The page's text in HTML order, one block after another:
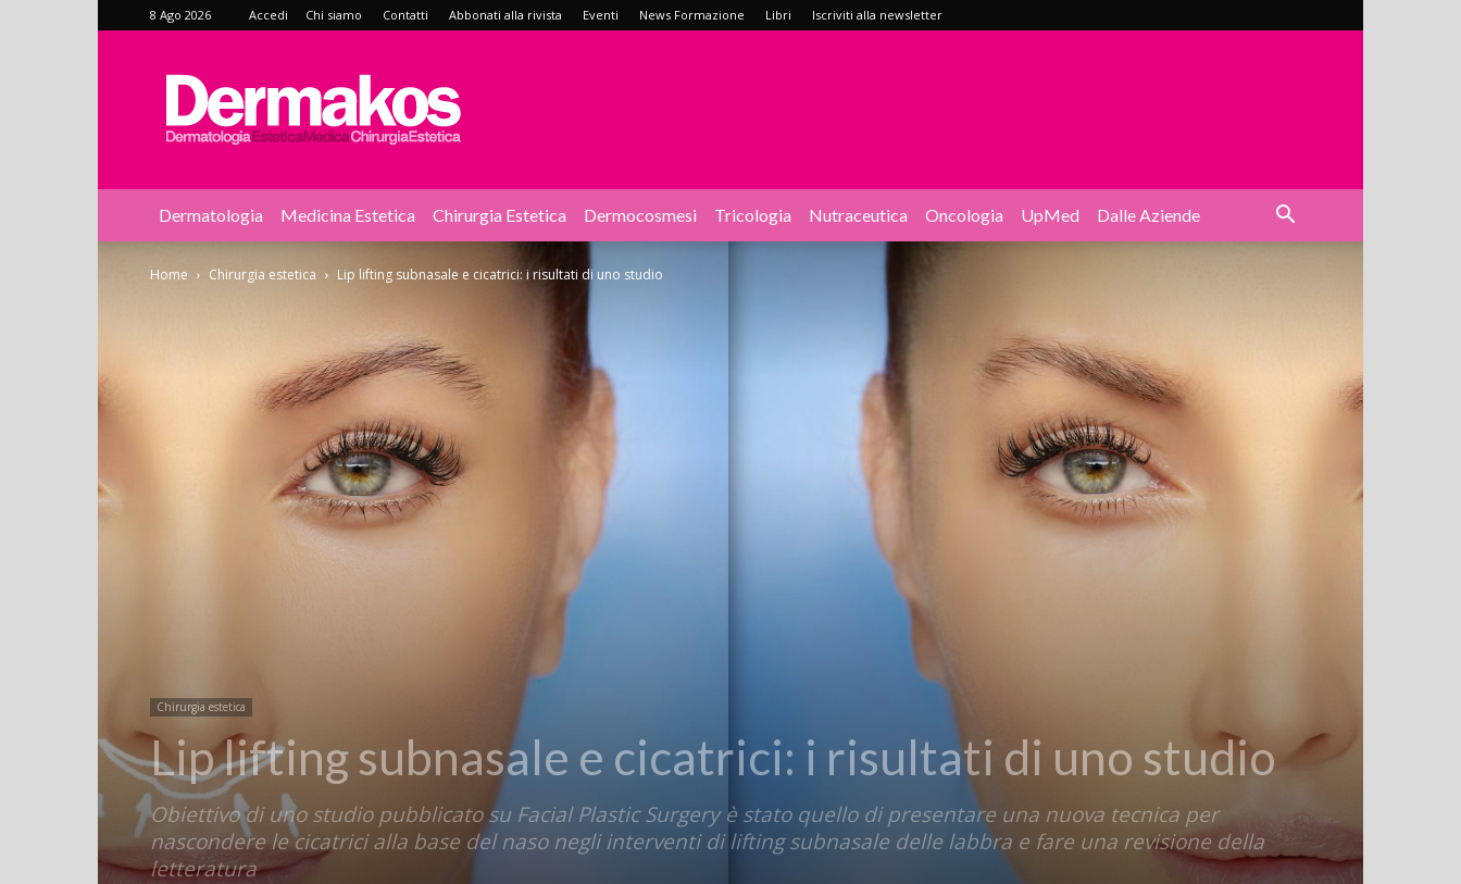
8 Ago 2026 Accedi Chi siamo Contatti Abbonati alla rivista Eventi News Formazione Libri Iscriviti alla newsletter
Dermakos
Dermatologia Medicina Estetica Chirurgia Estetica Dermocosmesi Tricologia Nutraceutica Oncologia UpMed Dalle Aziende
Home Chirurgia estetica Lip lifting subnasale e cicatrici: i risultati di uno studio
Chirurgia estetica
Lip lifting subnasale e cicatrici: i risultati di uno studio
Obiettivo di uno studio pubblicato su Facial Plastic Surgery è stato quello di presentare una nuova tecnica per
nascondere le cicatrici alla base del naso negli interventi di lifting subnasale delle labbra e fare una revisione della
letteratura